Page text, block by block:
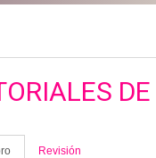
Revisión